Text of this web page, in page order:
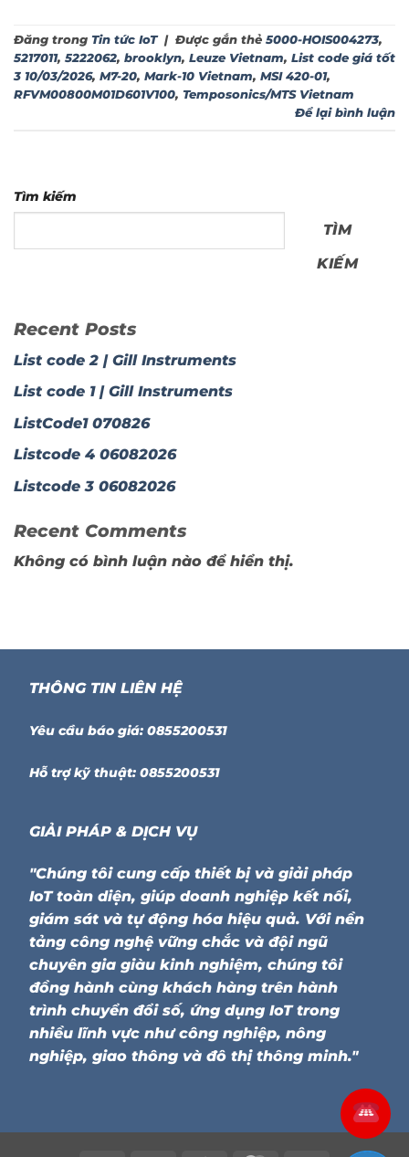
Đăng trong Tin tức IoT | Được gắn thẻ 5000-HOIS004273,
5217011, 5222062, brooklyn, Leuze Vietnam, List code giá tốt
3 10/03/2026, M7-20, Mark-10 Vietnam, MSI 420-01,
RFVM00800M01D601V100, Temposonics/MTS Vietnam
Để lại bình luận
Tìm kiếm
TÌM
KIẾM
Recent Posts
List code 2 | Gill Instruments
List code 1 | Gill Instruments
ListCode1 070826
Listcode 4 06082026
Listcode 3 06082026
Recent Comments
Không có bình luận nào để hiển thị.
THÔNG TIN LIÊN HỆ
Yêu cầu báo giá: 0855200531
Hỗ trợ kỹ thuật: 0855200531
GIẢI PHÁP & DỊCH VỤ
"Chúng tôi cung cấp thiết bị và giải pháp
IoT toàn diện, giúp doanh nghiệp kết nối,
giám sát và tự động hóa hiệu quả. Với nền
tảng công nghệ vững chắc và đội ngũ
chuyên gia giàu kinh nghiệm, chúng tôi
đồng hành cùng khách hàng trên hành
trình chuyển đổi số, ứng dụng IoT trong
nhiều lĩnh vực như công nghiệp, nông
nghiệp, giao thông và đô thị thông minh."